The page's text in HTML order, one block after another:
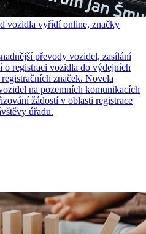
vozidla vyřídí online, značky
převody vozidel, zasílání
o registraci vozidla do výdejních
značek. Novela
na pozemních komunikacích
žádostí v oblasti registrace
úřadu.